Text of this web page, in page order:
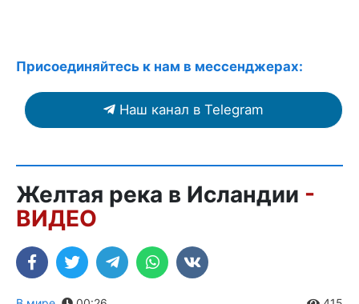
Присоединяйтесь к нам в мессенджерах:
Наш канал в Telegram
Желтая река в Исландии -
ВИДЕО